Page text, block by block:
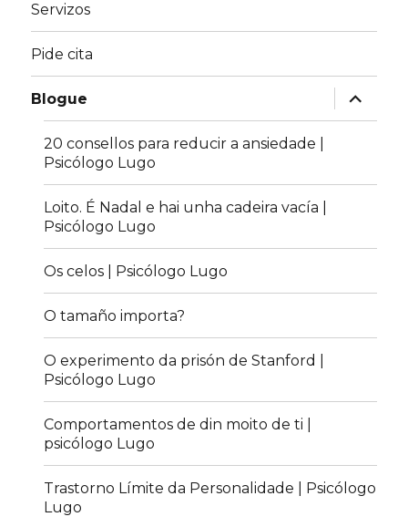
Servizos
Pide cita
Blogue
expandir
menú
fillo
20 consellos para reducir a ansiedade |
Psicólogo Lugo
Loito. É Nadal e hai unha cadeira vacía |
Psicólogo Lugo
Os celos | Psicólogo Lugo
O tamaño importa?
O experimento da prisón de Stanford |
Psicólogo Lugo
Comportamentos de din moito de ti |
psicólogo Lugo
Trastorno Límite da Personalidade | Psicólogo
Lugo